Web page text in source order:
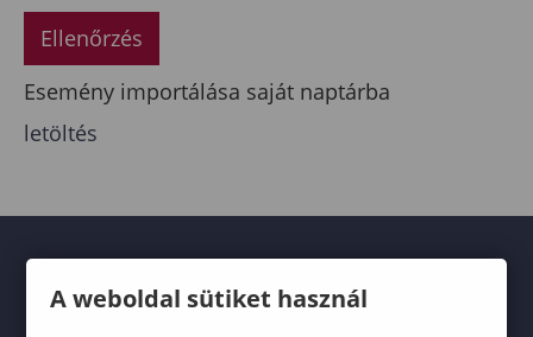
Ellenőrzés
Esemény importálása saját naptárba
letöltés
A weboldal sütiket használ